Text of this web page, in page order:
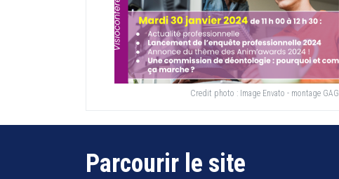
Credit photo : Image Envato - montage GAG
Parcourir le site